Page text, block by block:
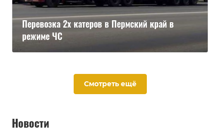
Перевозка 2х катеров в Пермский край в
режиме ЧС
Смотреть ещё
Новости